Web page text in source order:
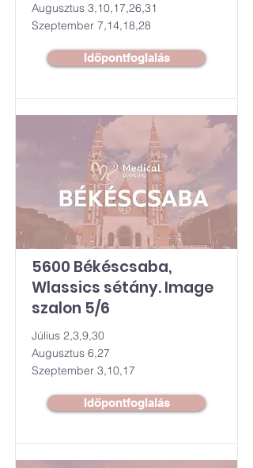
Augusztus 3,10,17,26,31
Szeptember 7,14,18,28
Időpontfoglalás
5600 Békéscsaba,
Wlassics sétány. Image
szalon 5/6
Július 2,3,9,30
Augusztus 6,27
Szeptember 3,10,17
Időpontfoglalás